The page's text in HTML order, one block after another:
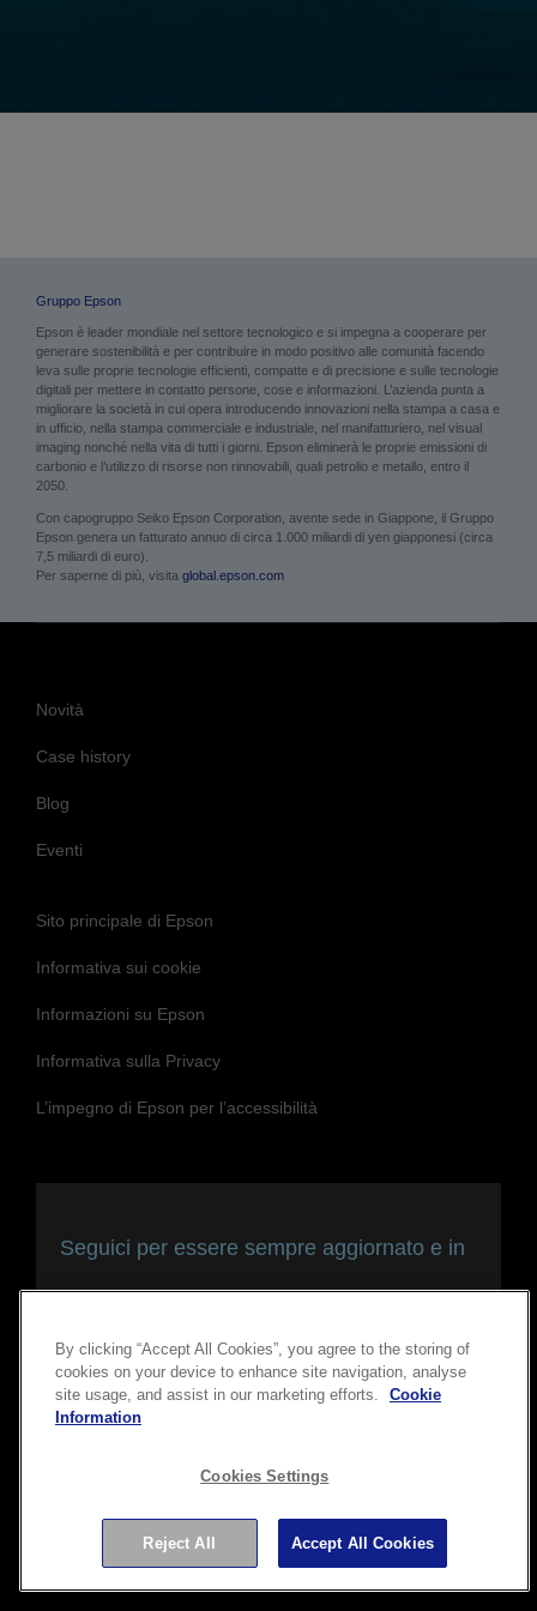
Gruppo Epson
Epson è leader mondiale nel settore tecnologico e si impegna a cooperare per
generare sostenibilità e per contribuire in modo positivo alle comunità facendo
leva sulle proprie tecnologie efficienti, compatte e di precisione e sulle tecnologie
digitali per mettere in contatto persone, cose e informazioni. L’azienda punta a
migliorare la società in cui opera introducendo innovazioni nella stampa a casa e
in ufficio, nella stampa commerciale e industriale, nel manifatturiero, nel visual
imaging nonché nella vita di tutti i giorni. Epson eliminerà le proprie emissioni di
carbonio e l’utilizzo di risorse non rinnovabili, quali petrolio e metallo, entro il
2050.
Con capogruppo Seiko Epson Corporation, avente sede in Giappone, il Gruppo
Epson genera un fatturato annuo di circa 1.000 miliardi di yen giapponesi (circa
7,5 miliardi di euro).
Per saperne di più, visita global.epson.com
Novità
Case history
Blog
Eventi
Sito principale di Epson
Informativa sui cookie
Informazioni su Epson
Informativa sulla Privacy
L’impegno di Epson per l’accessibilità
Seguici per essere sempre aggiornato e in
Copyright © 2026 Seiko Epson Corporation. Tutti i diritti
riservati.
By clicking “Accept All Cookies”, you agree to the storing of
cookies on your device to enhance site navigation, analyse
site usage, and assist in our marketing efforts.
Cookie
Information
Cookies Settings
Reject All Accept All Cookies